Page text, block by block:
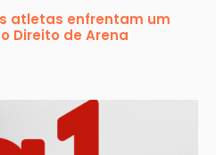
atletas enfrentam um
Direito de Arena